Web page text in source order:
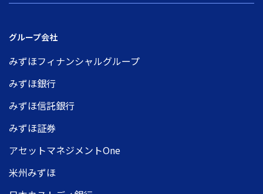
グループ会社
みずほフィナンシャルグループ
みずほ銀行
みずほ信託銀行
みずほ証券
アセットマネジメントOne
米州みずほ